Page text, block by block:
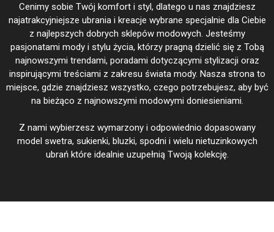
Cenimy sobie Twój komfort i styl, dlatego u nas znajdziesz
najatrakcyjniejsze ubrania i kreacje wybrane specjalnie dla Ciebie
z najlepszych dobrych sklepów modowych. Jesteśmy
pasjonatami mody i stylu życia, którzy pragną dzielić się z Tobą
najnowszymi trendami, poradami dotyczącymi stylizacji oraz
inspirującymi treściami z zakresu świata mody. Nasza strona to
miejsce, gdzie znajdziesz wszystko, czego potrzebujesz, aby być
na bieżąco z najnowszymi modowymi doniesieniami.
Z nami wybierzesz wymarzony i odpowiednio dopasowany
model swetra, sukienki, bluzki, spodni i wielu nietuzinkowych
ubrań które idealnie uzupełnią Twoją kolekcję.